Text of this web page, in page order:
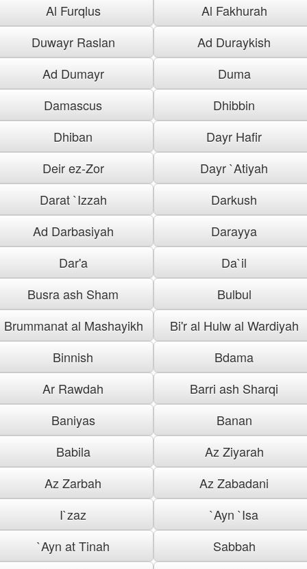
Al Furqlus
Al Fakhurah
Duwayr Raslan
Ad Duraykish
Ad Dumayr
Duma
Damascus
Dhibbin
Dhiban
Dayr Hafir
Deir ez-Zor
Dayr `Atiyah
Darat `Izzah
Darkush
Ad Darbasiyah
Darayya
Dar'a
Da`il
Busra ash Sham
Bulbul
Brummanat al Mashayikh
Bi'r al Hulw al Wardiyah
Binnish
Bdama
Ar Rawdah
Barri ash Sharqi
Baniyas
Banan
Babila
Az Ziyarah
Az Zarbah
Az Zabadani
I`zaz
`Ayn `Isa
`Ayn at Tinah
Sabbah